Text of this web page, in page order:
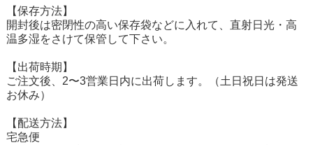
【保存方法】
開封後は密閉性の高い保存袋などに入れて、直射日光・高
温多湿をさけて保管して下さい。
【出荷時期】
ご注文後、2〜3営業日内に出荷します。（土日祝日は発送
お休み）
【配送方法】
宅急便